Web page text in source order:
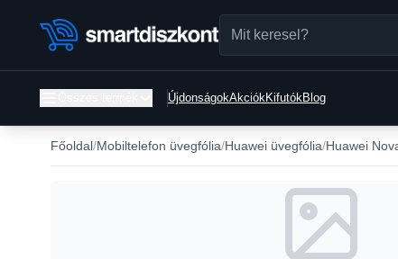
ÚjdonságokAkciókKifutókBlog
Főoldal Mobiltelefon üvegfólia Huawei üvegfólia Huawei